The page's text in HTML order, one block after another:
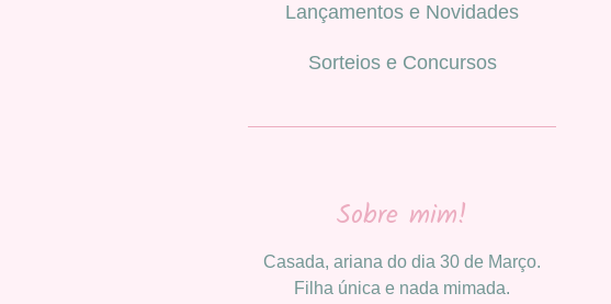
Lançamentos e Novidades
Sorteios e Concursos
Sobre mim!
Casada, ariana do dia 30 de Março.
Filha única e nada mimada.